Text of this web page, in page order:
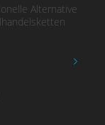
Alternative